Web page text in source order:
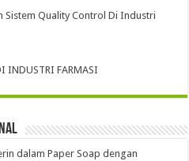
Sistem Quality Control Di Industri
INDUSTRI FARMASI
dalam Paper Soap dengan